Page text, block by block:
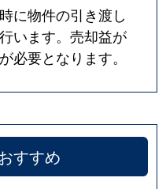
に物件の引き渡し
います。売却益が
必要となります。
すすめ